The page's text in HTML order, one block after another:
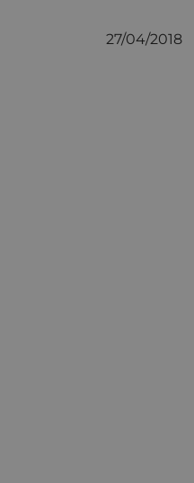
27/04/2018